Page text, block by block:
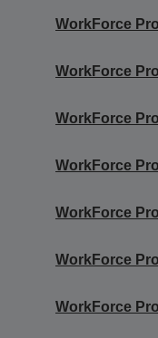
WorkForce
WorkForce
WorkForce
WorkForce
WorkForce
WorkForce
WorkForce